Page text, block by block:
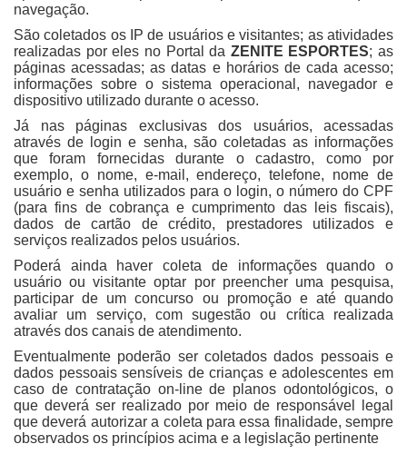
navegação.
São coletados os IP de usuários e visitantes; as atividades
realizadas por eles no Portal da ZENITE ESPORTES; as
páginas acessadas; as datas e horários de cada acesso;
informações sobre o sistema operacional, navegador e
dispositivo utilizado durante o acesso.
Já nas páginas exclusivas dos usuários, acessadas
através de login e senha, são coletadas as informações
que foram fornecidas durante o cadastro, como por
exemplo, o nome, e-mail, endereço, telefone, nome de
usuário e senha utilizados para o login, o número do CPF
(para fins de cobrança e cumprimento das leis fiscais),
dados de cartão de crédito, prestadores utilizados e
serviços realizados pelos usuários.
Poderá ainda haver coleta de informações quando o
usuário ou visitante optar por preencher uma pesquisa,
participar de um concurso ou promoção e até quando
avaliar um serviço, com sugestão ou crítica realizada
através dos canais de atendimento.
Eventualmente poderão ser coletados dados pessoais e
dados pessoais sensíveis de crianças e adolescentes em
caso de contratação on-line de planos odontológicos, o
que deverá ser realizado por meio de responsável legal
que deverá autorizar a coleta para essa finalidade, sempre
observados os princípios acima e a legislação pertinente